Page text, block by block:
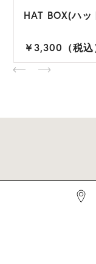
#BEST
HAT BOX(ハ
￥3,300（税込